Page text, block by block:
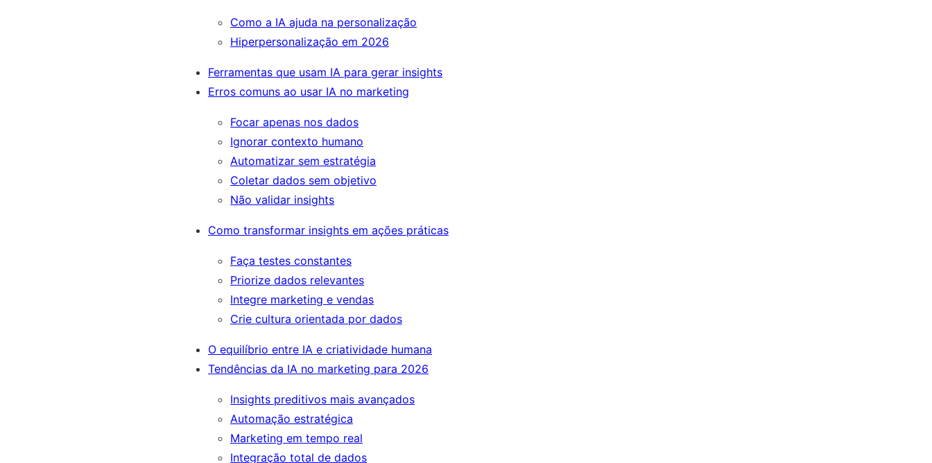
Como a IA ajuda na personalização
Hiperpersonalização em 2026
Ferramentas que usam IA para gerar insights
Erros comuns ao usar IA no marketing
Focar apenas nos dados
Ignorar contexto humano
Automatizar sem estratégia
Coletar dados sem objetivo
Não validar insights
Como transformar insights em ações práticas
Faça testes constantes
Priorize dados relevantes
Integre marketing e vendas
Crie cultura orientada por dados
O equilíbrio entre IA e criatividade humana
Tendências da IA no marketing para 2026
Insights preditivos mais avançados
Automação estratégica
Marketing em tempo real
Integração total de dados